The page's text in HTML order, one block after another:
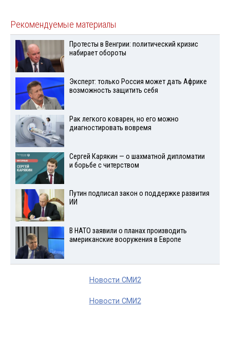
Рекомендуемые материалы
Протесты в Венгрии: политический кризис
набирает обороты
Эксперт: только Россия может дать Африке
возможность защитить себя
Рак легкого коварен, но его можно
диагностировать вовремя
Сергей Карякин — о шахматной дипломатии
и борьбе с читерством
Путин подписал закон о поддержке развития
ИИ
В НАТО заявили о планах производить
американские вооружения в Европе
Новости СМИ2
Новости СМИ2